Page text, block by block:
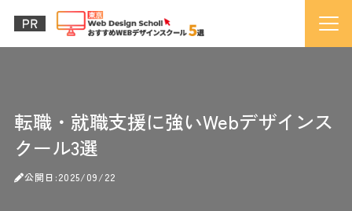
転職・就職支援に強いWebデザインス
クール3選
公開日:2025/09/22